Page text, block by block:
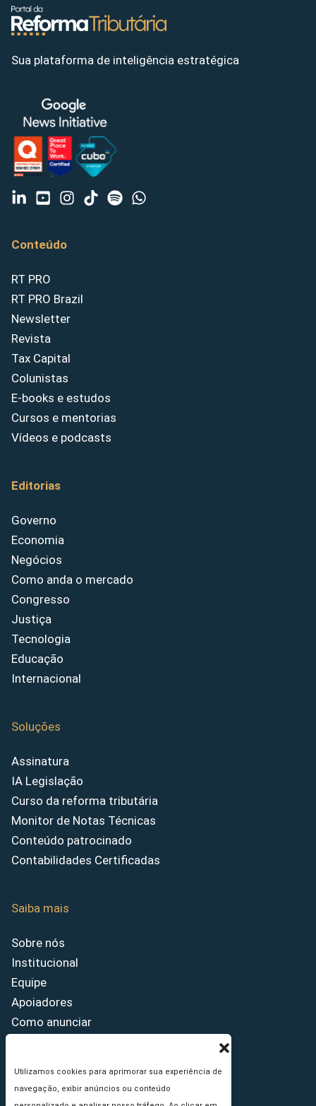
Utilizamos cookies para aprimorar sua experiência de
navegação, exibir anúncios ou conteúdo
Sua plataforma de inteligência estratégica
Conteúdo
RT PRO
RT PRO Brazil
Newsletter
Revista
Tax Capital
Colunistas
E-books e estudos
Cursos e mentorias
Vídeos e podcasts
Editorias
Governo
Economia
Negócios
Como anda o mercado
Congresso
Justiça
Tecnologia
Educação
Internacional
Soluções
Assinatura
IA Legislação
Curso da reforma tributária
Monitor de Notas Técnicas
Conteúdo patrocinado
Contabilidades Certificadas
Saiba mais
Sobre nós
Institucional
Equipe
Apoiadores
Como anunciar
Princípios Editoriais